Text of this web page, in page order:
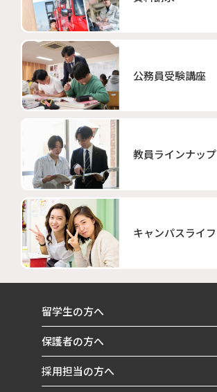
公務員受験講座
教員ラインナップ
キャンパスライフ
留学生の方へ
保護者の方へ
採用担当の方へ